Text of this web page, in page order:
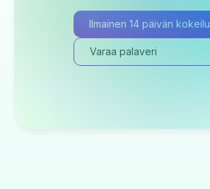
Ilmainen 14 päivän kokeilu
Varaa palaveri